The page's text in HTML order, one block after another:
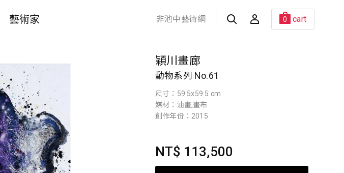
藝術家 非池中藝術網 0 cart
穎川畫廊
動物系列 No.61
尺寸：59.5x59.5 cm
媒材：油畫,畫布
創作年份：2015
NT$ 113,500